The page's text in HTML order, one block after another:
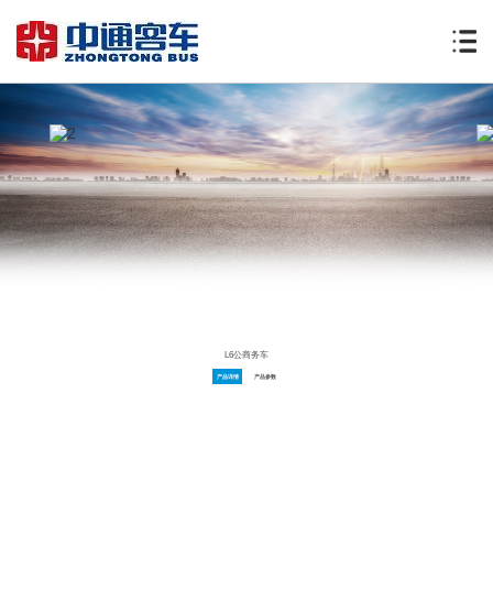
L6公商务车
产品详情 产品参数